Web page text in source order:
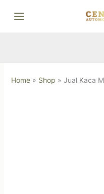
Home» Shop » Jual Kaca